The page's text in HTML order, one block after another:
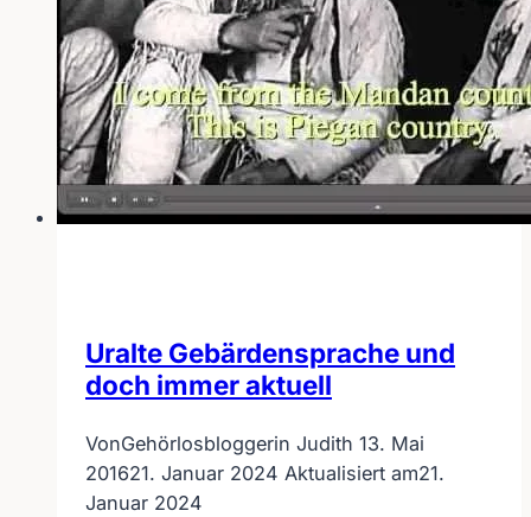
Uralte Gebärdensprache und
doch immer aktuell
VonGehörlosbloggerin Judith 13. Mai
201621. Januar 2024 Aktualisiert am21.
Januar 2024